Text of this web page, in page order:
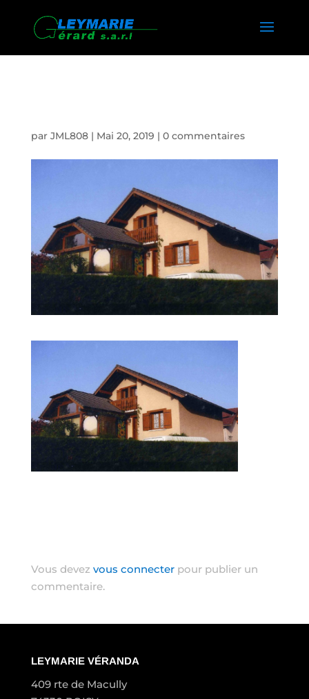
par JML808| Mai 20, 2019 | 0 commentaires
Vous devez vous connecterpour publier un
commentaire.
LEYMARIE VÉRANDA
409 rte de Macully